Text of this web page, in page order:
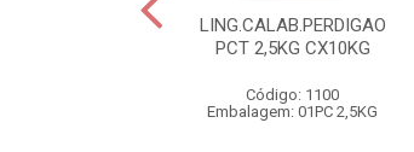
LING.CALAB.PERDIGAO
PCT 2,5KG CX10KG
Código: 1100
Embalagem: 01PC 2,5KG